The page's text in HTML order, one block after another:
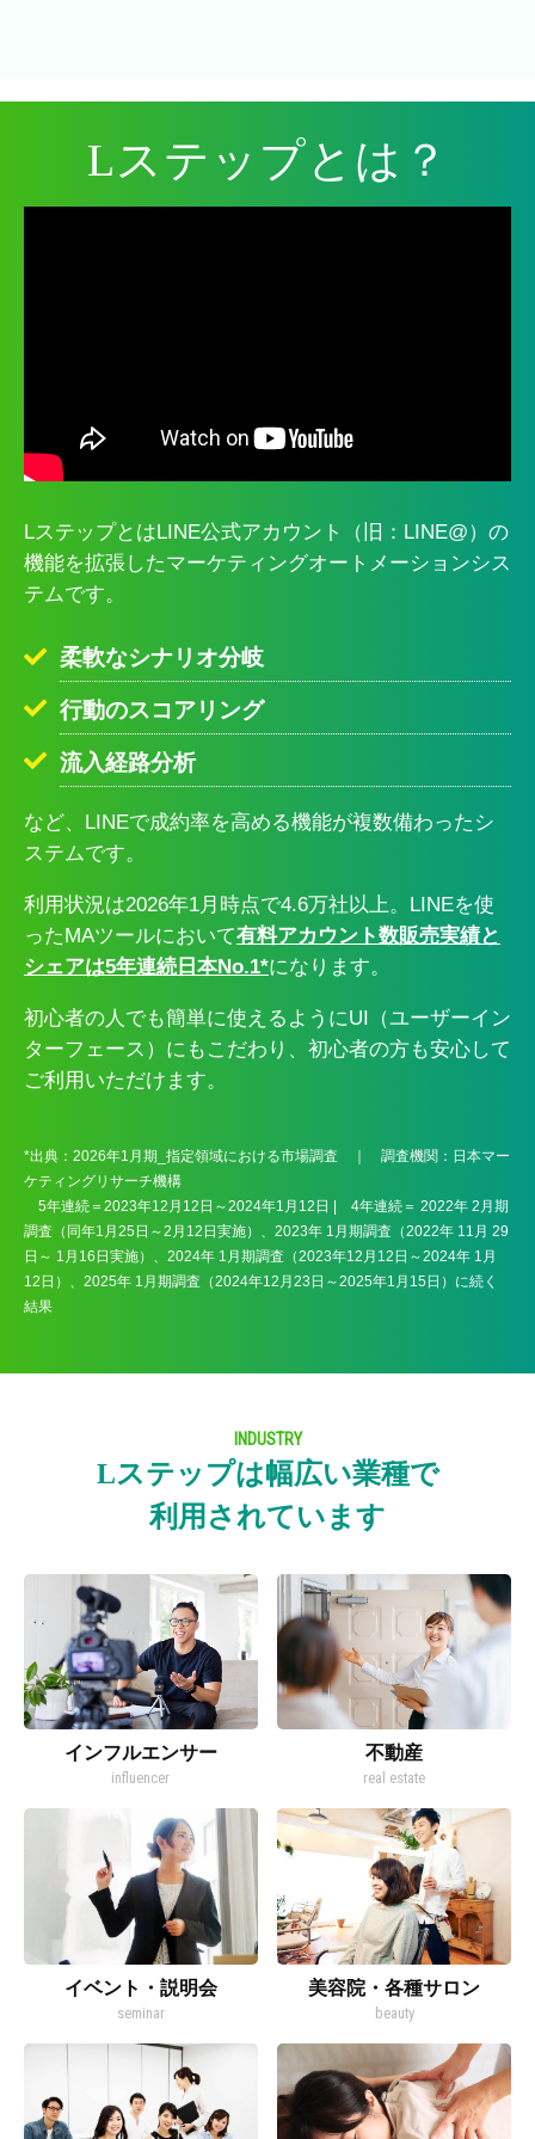
Lステップとは？
LステップとはLINE公式アカウント（旧：LINE@）の
機能を拡張したマーケティングオートメーションシス
テムです。
柔軟なシナリオ分岐
行動のスコアリング
流入経路分析
など、LINEで成約率を高める機能が複数備わったシ
ステムです。
利用状況は2026年1月時点で4.6万社以上。LINEを使
ったMAツールにおいて有料アカウント数販売実績と
シェアは5年連続日本No.1*になります。
初心者の人でも簡単に使えるようにUI（ユーザーイン
ターフェース）にもこだわり、初心者の方も安心して
ご利用いただけます。
*出典：2026年1月期_指定領域における市場調査 ｜ 調査機関：日本マー
ケティングリサーチ機構
5年連続＝2023年12月12日～2024年1月12日 | 4年連続＝ 2022年 2月期
調査（同年1月25日～2月12日実施）、2023年 1月期調査（2022年 11月 29
日～ 1月16日実施）、2024年 1月期調査（2023年12月12日～2024年 1月
12日）、2025年 1月期調査（2024年12月23日～2025年1月15日）に続く
結果
INDUSTRY
Lステップは幅広い業種で
利用されています
インフルエンサー
influencer
不動産
real estate
イベント・説明会
seminar
美容院・各種サロン
beauty